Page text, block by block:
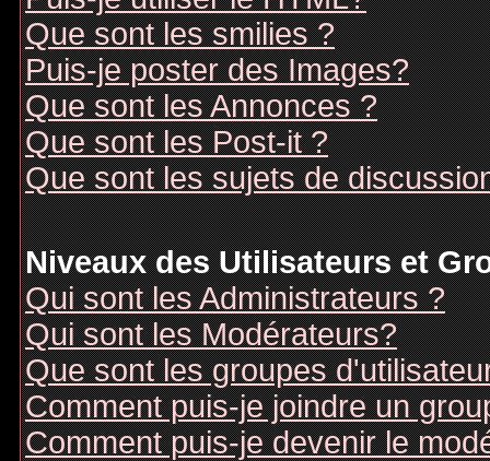
Que sont les smilies ?
Puis-je poster des Images?
Que sont les Annonces ?
Que sont les Post-it ?
Que sont les sujets de
Niveaux des Utilisateurs et
Qui sont les Administrateurs ?
Qui sont les Modérateurs?
Que sont les groupes
Comment puis-je joindre un
Comment puis-je devenir le